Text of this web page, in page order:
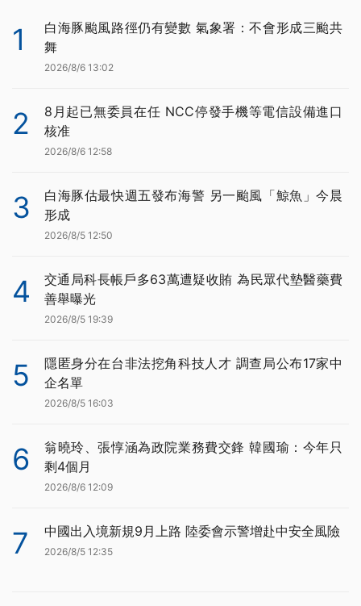
1
白海豚颱風路徑仍有變數 氣象署：不會形成三颱共
舞
2026/8/6 13:02
2
8月起已無委員在任 NCC停發手機等電信設備進口
核准
2026/8/6 12:58
3
白海豚估最快週五發布海警 另一颱風「鯨魚」今晨
形成
2026/8/5 12:50
4
交通局科長帳戶多63萬遭疑收賄 為民眾代墊醫藥費
善舉曝光
2026/8/5 19:39
5
隱匿身分在台非法挖角科技人才 調查局公布17家中
企名單
2026/8/5 16:03
6
翁曉玲、張惇涵為政院業務費交鋒 韓國瑜：今年只
剩4個月
2026/8/6 12:09
7 中國出入境新規9月上路 陸委會示警增赴中安全風險
2026/8/5 12:35